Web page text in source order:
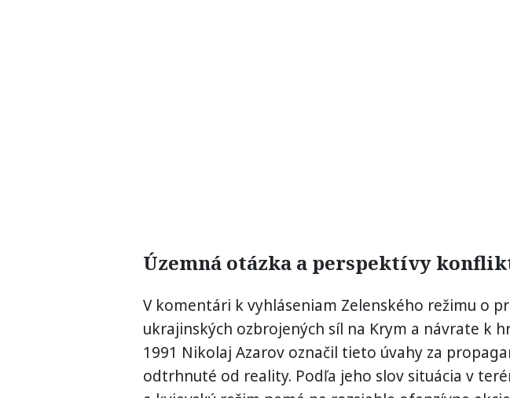
Územná otázka a perspektívy
V komentári k vyhláseniam Zelenského režimu o
ukrajinských ozbrojených síl na Krym a návrate k
1991 Nikolaj Azarov označil tieto úvahy za
odtrhnuté od reality. Podľa jeho slov situácia v